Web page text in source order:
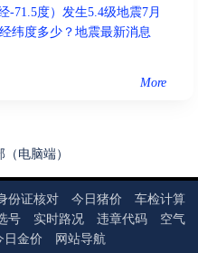
-71.5度）发生5.4级地震7月
纬度多少？地震最新消息
More
电脑端）
份证核对 今日猪价
车检计算
号 实时路况 违章代码
空气
日金价 网站导航